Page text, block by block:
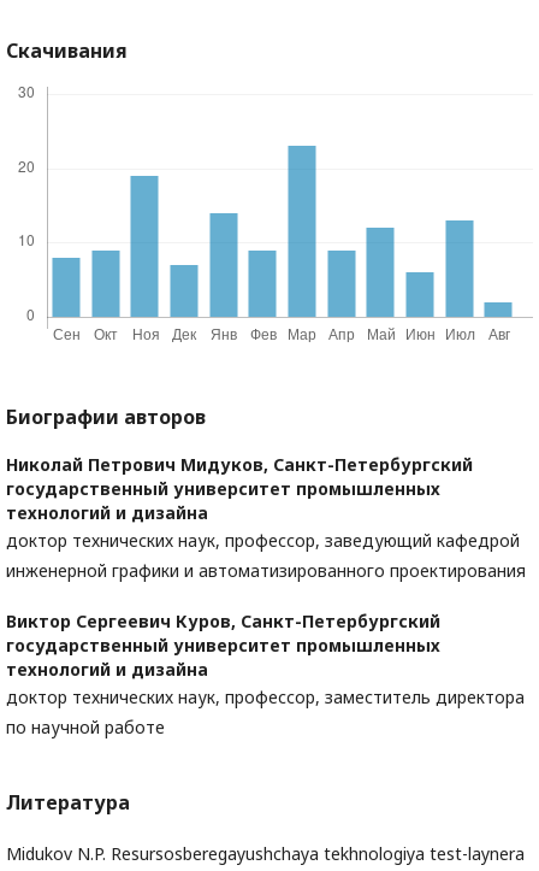
Скачивания
Биографии авторов
Николай Петрович Мидуков, Санкт-Петербургский
государственный университет промышленных
технологий и дизайна
доктор технических наук, профессор, заведующий кафедрой
инженерной графики и автоматизированного проектирования
Виктор Сергеевич Куров, Санкт-Петербургский
государственный университет промышленных
технологий и дизайна
доктор технических наук, профессор, заместитель директора
по научной работе
Литература
Midukov N.P. Resursosberegayushchaya tekhnologiya test-laynera